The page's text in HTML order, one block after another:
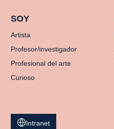
SOY
Artista
Profesor/investigador
Profesional del arte
Curioso
Intranet